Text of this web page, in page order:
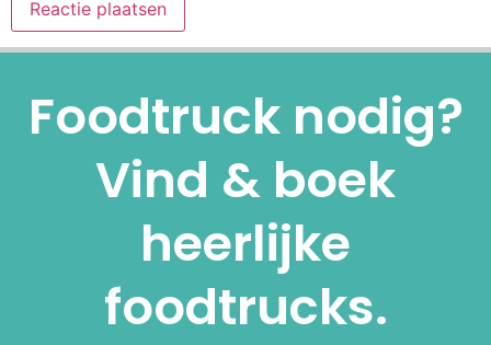
Foodtruck nodig?
Vind & boek
heerlijke
foodtrucks.